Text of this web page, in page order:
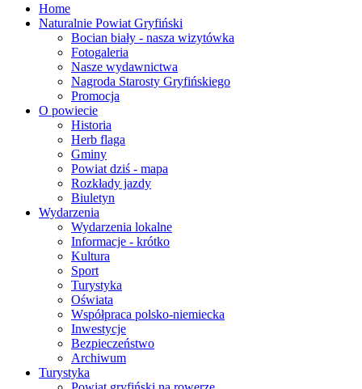
Home
Naturalnie Powiat Gryfiński
Bocian biały - nasza wizytówka
Fotogaleria
Nasze wydawnictwa
Nagroda Starosty Gryfińskiego
Promocja
O powiecie
Historia
Herb flaga
Gminy
Powiat dziś - mapa
Rozkłady jazdy
Biuletyn
Wydarzenia
Wydarzenia lokalne
Informacje - krótko
Kultura
Sport
Turystyka
Oświata
Współpraca polsko-niemiecka
Inwestycje
Bezpieczeństwo
Archiwum
Turystyka